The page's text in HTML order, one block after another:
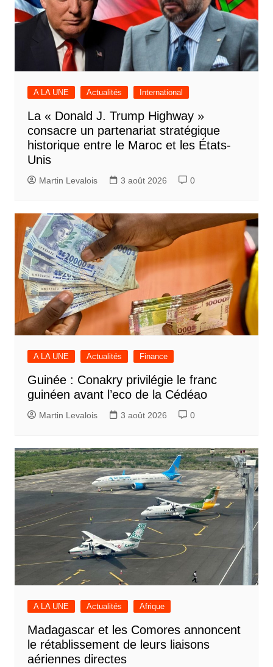
A LA UNE Actualités International
La « Donald J. Trump Highway »
consacre un partenariat stratégique
historique entre le Maroc et les États-
Unis
Martin Levalois 3 août 2026 0
A LA UNE Actualités Finance
Guinée : Conakry privilégie le franc
guinéen avant l’eco de la Cédéao
Martin Levalois 3 août 2026 0
A LA UNE Actualités Afrique
Madagascar et les Comores annoncent
le rétablissement de leurs liaisons
aériennes directes